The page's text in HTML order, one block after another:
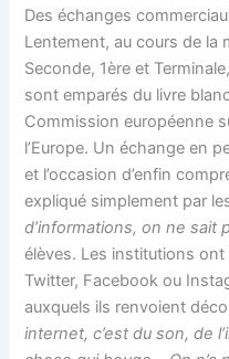
Des échanges
Lentement, au cours de la
Seconde, 1ère et
sont emparés du livre
Commission européenne
l’Europe. Un échange en
et l’occasion d’enfin
expliqué simplement par
d’informations, on ne sait
élèves. Les institutions
Twitter, Facebook ou
auxquels ils renvoient
internet, c’est du son, de